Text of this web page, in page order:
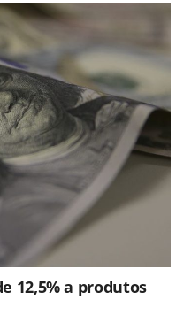
12,5% a produtos